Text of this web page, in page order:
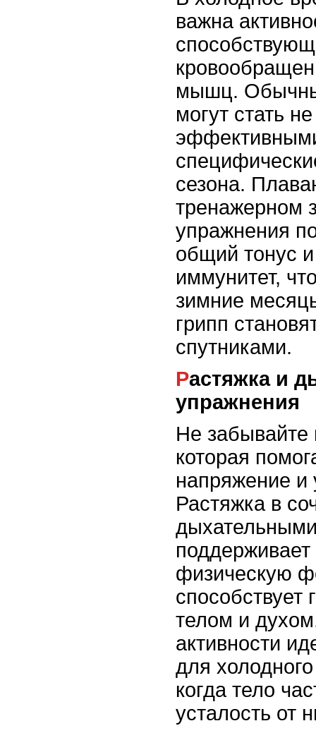
важна
мышц.
могут стать
сезона.
тренажерном
упражнения
общий тонус
иммунитет,
зимние
грипп
спутниками.
Растяжка и дыхательные
упражнения
Не забывайте
которая
напряжение и
Растяжка в
поддерживает
физическую
телом и
активности
для
когда тело
усталость от